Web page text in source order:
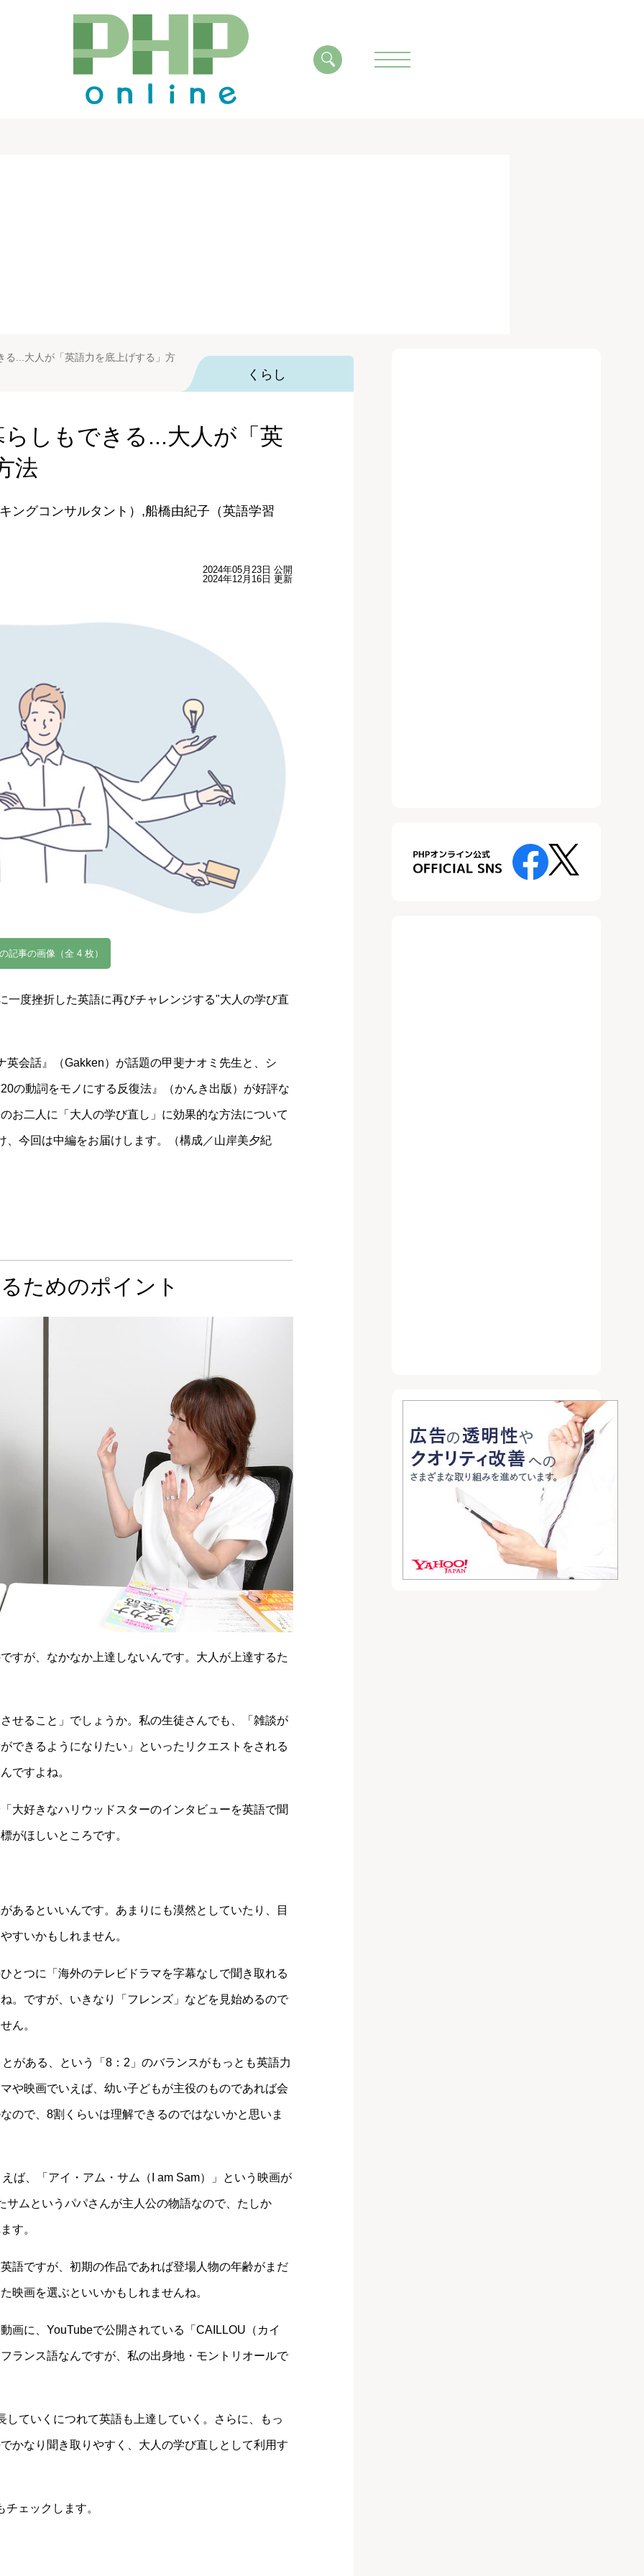
る...大人が「英語力を底上げする」方
くらし
しもできる...大人が「英
法
ングコンサルタント）,船橋由紀子（英語学習
2024年05月23日 公開
2024年12月16日 更新
記事の画像（全 4 枚）
一度挫折した英語に再びチャレンジする"大人の学び直
会話』（Gakken）が話題の甲斐ナオミ先生と、シ
の動詞をモノにする反復法』（かんき出版）が好評な
お二人に「大人の学び直し」に効果的な方法について
、今回は中編をお届けします。（構成／山岸美夕紀
ためのポイント
が、なかなか上達しないんです。大人が上達するた
せること」でしょうか。私の生徒さんでも、「雑談が
できるようになりたい」といったリクエストをされる
ですよね。
大好きなハリウッドスターのインタビューを英語で聞
がほしいところです。
あるといいんです。あまりにも漠然としていたり、目
すいかもしれません。
とつに「海外のテレビドラマを字幕なしで聞き取れる
。ですが、いきなり「フレンズ」などを見始めるので
ん。
がある、という「8：2」のバランスがもっとも英語力
や映画でいえば、幼い子どもが主役のものであれば会
ので、8割くらいは理解できるのではないかと思いま
ば、「アイ・アム・サム（I am Sam）」という映画が
ムというパパさんが主人公の物語なので、たしか
す。
語ですが、初期の作品であれば登場人物の年齢がまだ
映画を選ぶといいかもしれませんね。
画に、YouTubeで公開されている「CAILLOU（カイ
ランス語なんですが、私の出身地・モントリオールで
ていくにつれて英語も上達していく。さらに、もっ
かなり聞き取りやすく、大人の学び直しとして利用す
ェックします。